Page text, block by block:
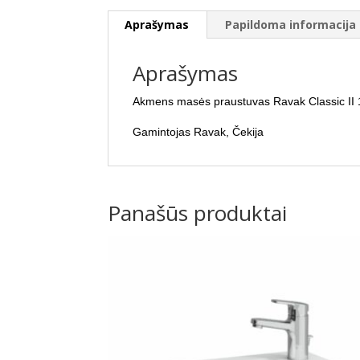
Aprašymas Papildoma informacija
Aprašymas
Akmens masės praustuvas Ravak Classic
Gamintojas Ravak, Čekija
Panašūs produktai